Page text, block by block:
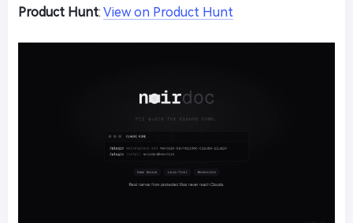
Product Hunt: View on Product Hunt